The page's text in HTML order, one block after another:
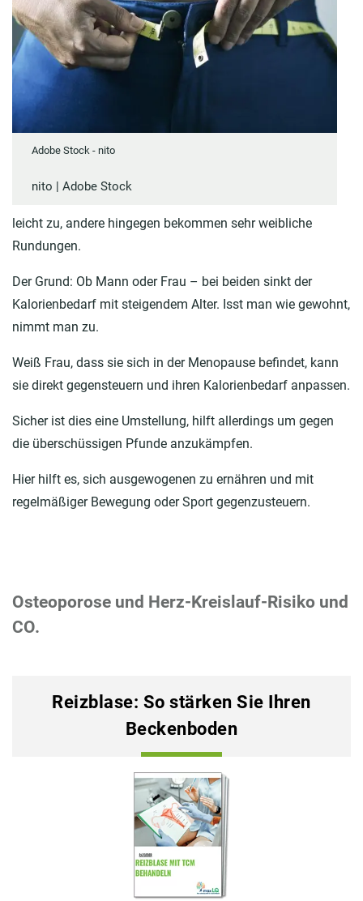
Adobe Stock - nito
nito | Adobe Stock
leicht zu, andere hingegen bekommen sehr weibliche
Rundungen.
Der Grund: Ob Mann oder Frau – bei beiden sinkt der
Kalorienbedarf mit steigendem Alter. Isst man wie gewohnt,
nimmt man zu.
Weiß Frau, dass sie sich in der Menopause befindet, kann
sie direkt gegensteuern und ihren Kalorienbedarf anpassen.
Sicher ist dies eine Umstellung, hilft allerdings um gegen
die überschüssigen Pfunde anzukämpfen.
Hier hilft es, sich ausgewogenen zu ernähren und mit
regelmäßiger Bewegung oder Sport gegenzusteuern.
Osteoporose und Herz-Kreislauf-Risiko und
CO.